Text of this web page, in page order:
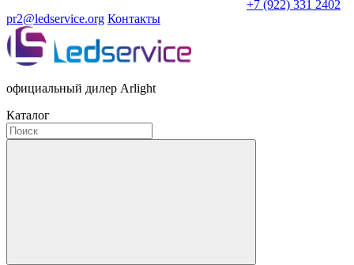
+7 (922) 331 2402
pr2@ledservice.org Контакты
официальный дилер Arlight
Каталог